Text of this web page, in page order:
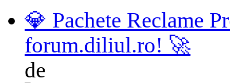
💎 Pachete Reclame
forum.diliul.ro! 🚀
de